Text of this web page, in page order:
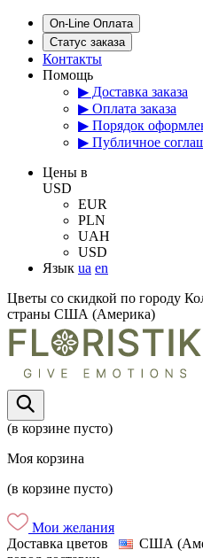
On-Line Оплата
Статус заказа
Контакты
Помощь
▶ Доставка заказа
▶ Оплата заказа
▶ Порядок
▶ Публичное
Цены в
USD
EUR
PLN
UAH
USD
Язык ua en
Цветы со скидкой по городу
страны США (Америка)
(в корзине пусто)
Моя корзина
(в корзине пусто)
Мои желания
Доставка цветов
США